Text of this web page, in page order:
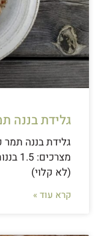
גלידת בננה תמר
(לא קלוי)
קרא עוד »